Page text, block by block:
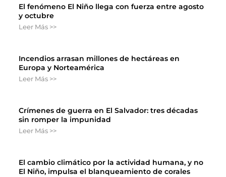
El fenómeno El Niño llega con fuerza entre agosto
y octubre
Leer Más >>
Incendios arrasan millones de hectáreas en
Europa y Norteamérica
Leer Más >>
Crímenes de guerra en El Salvador: tres décadas
sin romper la impunidad
Leer Más >>
El cambio climático por la actividad humana, y no
El Niño, impulsa el blanqueamiento de corales